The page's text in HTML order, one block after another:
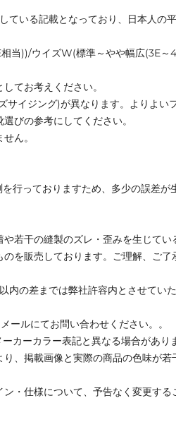
いる記載となっており、日本人の
当))/ウイズW(標準～やや幅広(3E～
てお考えください。
イジング)が異なります。よりよい
びの参考にしてください。
ん。
行っておりますため、多少の誤差が
若干の縫製のズレ・歪みを生じてい
を販売しております。ご理解、ご了
の差までは弊社許容内とさせてい
ールにてお問い合わせください。。
カーカラー表記と異なる場合があり
、掲載画像と実際の商品の色味が若
・仕様について、予告なく変更する